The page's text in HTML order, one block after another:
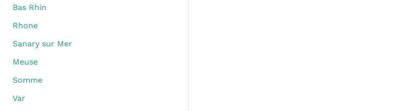
Bas Rhin
Rhone
Sanary sur Mer
Meuse
Somme
Var